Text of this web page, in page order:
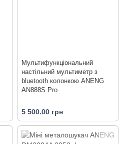
Мультифункціональний
настільний мультиметр з
bluetooth колонкою ANENG
AN888S Pro
5 500.00 грн